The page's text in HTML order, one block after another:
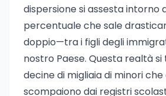
dispersione si assesta intorno
percentuale che sale
doppio—tra i figli degli
nostro Paese. Questa realtà
decine di migliaia di minori che
scompaiono dai registri